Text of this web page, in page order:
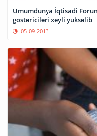
Ümumdünya İqtisadi
göstəriciləri xeyli yüksəlib
05-09-2013